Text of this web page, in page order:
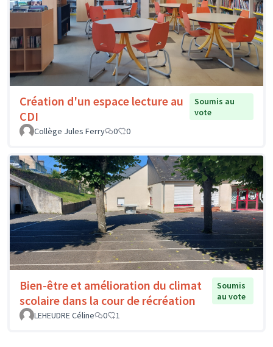
Création d'un espace lecture au
CDI
Soumis au
vote
Collège Jules Ferry
0 0
Bien-être et amélioration du climat
scolaire dans la cour de récréation
Soumis
au vote
LEHEUDRE Céline
0 1